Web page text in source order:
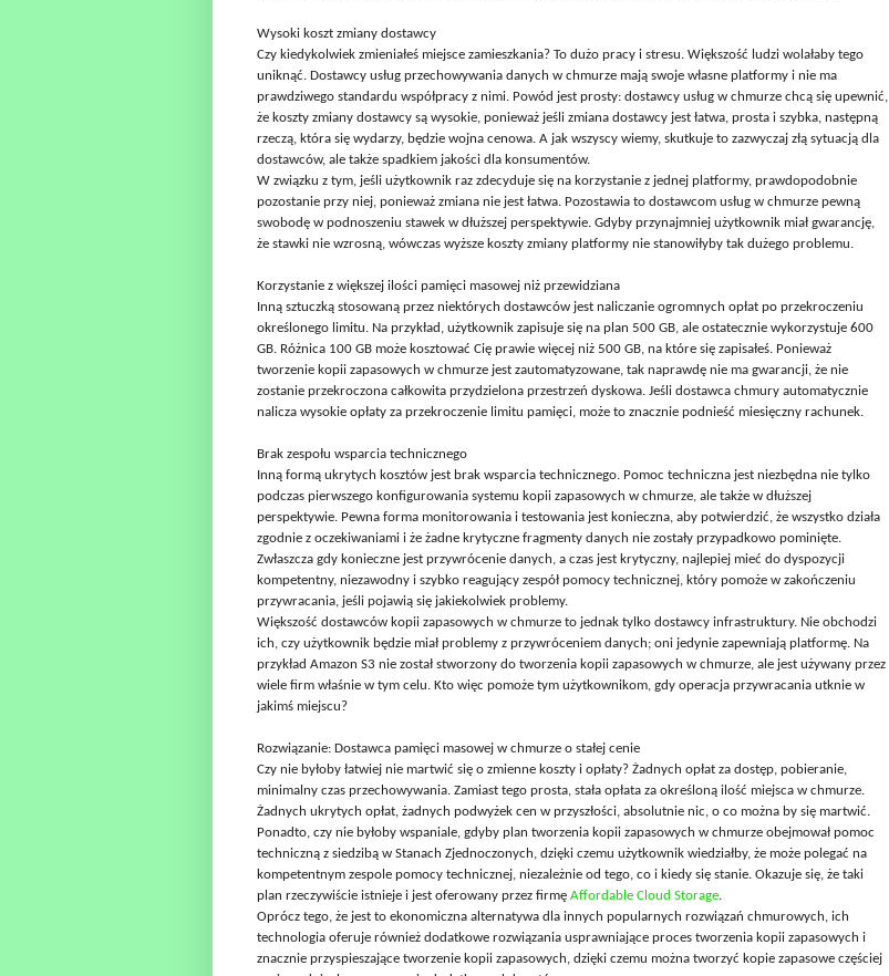
Wysoki koszt zmiany dostawcy
Czy kiedykolwiek zmieniałeś miejsce zamieszkania? To dużo pracy i stresu. Większość ludzi wolałaby tego
uniknąć. Dostawcy usług przechowywania danych w chmurze mają swoje własne platformy i nie ma
prawdziwego standardu współpracy z nimi. Powód jest prosty: dostawcy usług w chmurze chcą się upewnić,
że koszty zmiany dostawcy są wysokie, ponieważ jeśli zmiana dostawcy jest łatwa, prosta i szybka, następną
rzeczą, która się wydarzy, będzie wojna cenowa. A jak wszyscy wiemy, skutkuje to zazwyczaj złą sytuacją dla
dostawców, ale także spadkiem jakości dla konsumentów.
W związku z tym, jeśli użytkownik raz zdecyduje się na korzystanie z jednej platformy, prawdopodobnie
pozostanie przy niej, ponieważ zmiana nie jest łatwa. Pozostawia to dostawcom usług w chmurze pewną
swobodę w podnoszeniu stawek w dłuższej perspektywie. Gdyby przynajmniej użytkownik miał gwarancję,
że stawki nie wzrosną, wówczas wyższe koszty zmiany platformy nie stanowiłyby tak dużego problemu.
Korzystanie z większej ilości pamięci masowej niż przewidziana
Inną sztuczką stosowaną przez niektórych dostawców jest naliczanie ogromnych opłat po przekroczeniu
określonego limitu. Na przykład, użytkownik zapisuje się na plan 500 GB, ale ostatecznie wykorzystuje 600
GB. Różnica 100 GB może kosztować Cię prawie więcej niż 500 GB, na które się zapisałeś. Ponieważ
tworzenie kopii zapasowych w chmurze jest zautomatyzowane, tak naprawdę nie ma gwarancji, że nie
zostanie przekroczona całkowita przydzielona przestrzeń dyskowa. Jeśli dostawca chmury automatycznie
nalicza wysokie opłaty za przekroczenie limitu pamięci, może to znacznie podnieść miesięczny rachunek.
Brak zespołu wsparcia technicznego
Inną formą ukrytych kosztów jest brak wsparcia technicznego. Pomoc techniczna jest niezbędna nie tylko
podczas pierwszego konfigurowania systemu kopii zapasowych w chmurze, ale także w dłuższej
perspektywie. Pewna forma monitorowania i testowania jest konieczna, aby potwierdzić, że wszystko działa
zgodnie z oczekiwaniami i że żadne krytyczne fragmenty danych nie zostały przypadkowo pominięte.
Zwłaszcza gdy konieczne jest przywrócenie danych, a czas jest krytyczny, najlepiej mieć do dyspozycji
kompetentny, niezawodny i szybko reagujący zespół pomocy technicznej, który pomoże w zakończeniu
przywracania, jeśli pojawią się jakiekolwiek problemy.
Większość dostawców kopii zapasowych w chmurze to jednak tylko dostawcy infrastruktury. Nie obchodzi
ich, czy użytkownik będzie miał problemy z przywróceniem danych; oni jedynie zapewniają platformę. Na
przykład Amazon S3 nie został stworzony do tworzenia kopii zapasowych w chmurze, ale jest używany przez
wiele firm właśnie w tym celu. Kto więc pomoże tym użytkownikom, gdy operacja przywracania utknie w
jakimś miejscu?
Rozwiązanie: Dostawca pamięci masowej w chmurze o stałej cenie
Czy nie byłoby łatwiej nie martwić się o zmienne koszty i opłaty? Żadnych opłat za dostęp, pobieranie,
minimalny czas przechowywania. Zamiast tego prosta, stała opłata za określoną ilość miejsca w chmurze.
Żadnych ukrytych opłat, żadnych podwyżek cen w przyszłości, absolutnie nic, o co można by się martwić.
Ponadto, czy nie byłoby wspaniale, gdyby plan tworzenia kopii zapasowych w chmurze obejmował pomoc
techniczną z siedzibą w Stanach Zjednoczonych, dzięki czemu użytkownik wiedziałby, że może polegać na
kompetentnym zespole pomocy technicznej, niezależnie od tego, co i kiedy się stanie. Okazuje się, że taki
plan rzeczywiście istnieje i jest oferowany przez firmę Affordable Cloud Storage.
Oprócz tego, że jest to ekonomiczna alternatywa dla innych popularnych rozwiązań chmurowych, ich
technologia oferuje również dodatkowe rozwiązania usprawniające proces tworzenia kopii zapasowych i
znacznie przyspieszające tworzenie kopii zapasowych, dzięki czemu można tworzyć kopie zapasowe częściej